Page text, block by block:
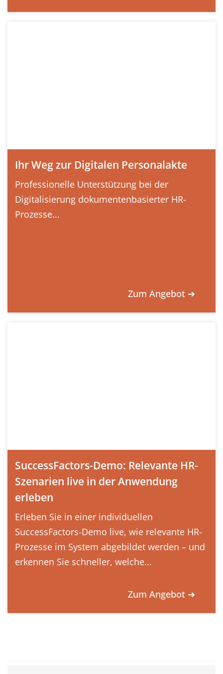
Ihr Weg zur Digitalen Personalakte
Professionelle Unterstützung bei der
Digitalisierung dokumentenbasierter HR-
Prozesse...
Zum Angebot ➔
SuccessFactors-Demo: Relevante HR-
Szenarien live in der Anwendung
erleben
Erleben Sie in einer individuellen
SuccessFactors-Demo live, wie relevante HR-
Prozesse im System abgebildet werden – und
erkennen Sie schneller, welche...
Zum Angebot ➔